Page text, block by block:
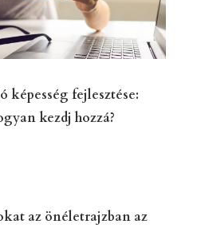
kezdj hozzá?